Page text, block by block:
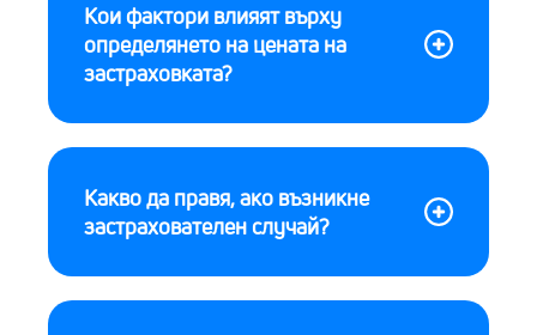
Кои фактори влияят върху
определянето на цената на
застраховката?
Какво да правя, ако възникне
застрахователен случай?